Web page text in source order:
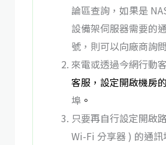
論區查詢，如果是
設備架伺服器需要的
號，則可以向廠商詢
來電或透過今網行動
客服，設定開啟機房的
埠 。
只要再自行設定開啟
Wi-Fi 分享器 ) 的通